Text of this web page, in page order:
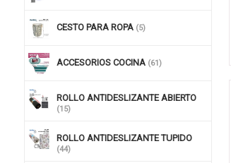
CESTO PARA ROPA (5)
ACCESORIOS COCINA (61)
ROLLO ANTIDESLIZANTE ABIERTO
(15)
ROLLO ANTIDESLIZANTE TUPIDO
(44)